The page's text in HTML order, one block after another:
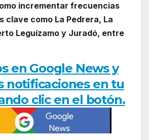
incrementar frecuencias
clave como La Pedrera, La
Leguízamo y Juradó, entre
en Google News y
notificaciones en tu
clic en el botón.